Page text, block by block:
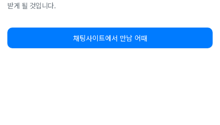
받게 될 것입니다.
채팅사이트에서 만남 어때